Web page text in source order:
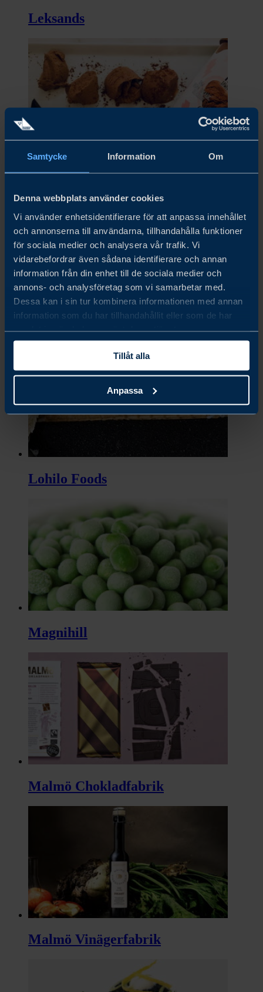
Samtycke Information Om
Denna webbplats använder cookies
Vi använder enhetsidentifierare för att anpassa innehållet
och annonserna till användarna, tillhandahålla funktioner
för sociala medier och analysera vår trafik. Vi
vidarebefordrar även sådana identifierare och annan
information från din enhet till de sociala medier och
annons- och analysföretag som vi samarbetar med.
Dessa kan i sin tur kombinera informationen med annan
information som du har tillhandahållit eller som de har
samlat in när du har använt deras tjänster.
Tillåt alla
Anpassa
Leksands
Lily & Hanna’s Rawfood Ice Dream
Lohilo Foods
Magnihill
Malmö Chokladfabrik
Malmö Vinägerfabrik